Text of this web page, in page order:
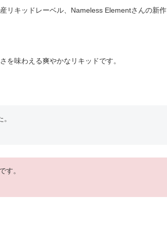
リキッドレーベル、Nameless Elementさんの新作
を味わえる爽やかなリキッドです。
す。